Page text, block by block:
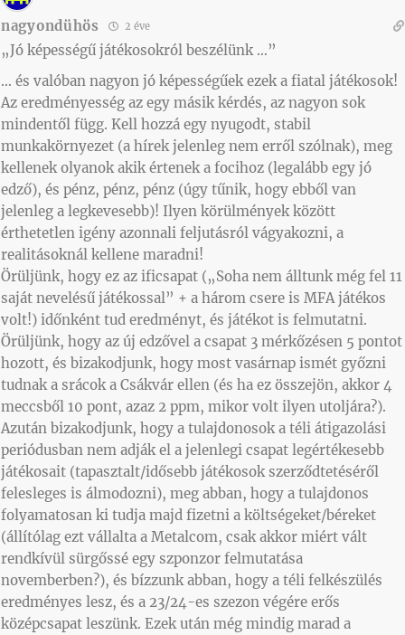
nagyondühös 2 éve
„Jó képességű játékosokról beszélünk …”
… és valóban nagyon jó képességűek ezek a fiatal játékosok!
Az eredményesség az egy másik kérdés, az nagyon sok
mindentől függ. Kell hozzá egy nyugodt, stabil
munkakörnyezet (a hírek jelenleg nem erről szólnak), meg
kellenek olyanok akik értenek a focihoz (legalább egy jó
edző), és pénz, pénz, pénz (úgy tűnik, hogy ebből van
jelenleg a legkevesebb)! Ilyen körülmények között
érthetetlen igény azonnali feljutásról vágyakozni, a
realitásoknál kellene maradni!
Örüljünk, hogy ez az ificsapat („Soha nem álltunk még fel 11
saját nevelésű játékossal” + a három csere is MFA játékos
volt!) időnként tud eredményt, és játékot is felmutatni.
Örüljünk, hogy az új edzővel a csapat 3 mérkőzésen 5 pontot
hozott, és bizakodjunk, hogy most vasárnap ismét győzni
tudnak a srácok a Csákvár ellen (és ha ez összejön, akkor 4
meccsből 10 pont, azaz 2 ppm, mikor volt ilyen utoljára?).
Azután bizakodjunk, hogy a tulajdonosok a téli átigazolási
periódusban nem adják el a jelenlegi csapat legértékesebb
játékosait (tapasztalt/idősebb játékosok szerződtetéséről
felesleges is álmodozni), meg abban, hogy a tulajdonos
folyamatosan ki tudja majd fizetni a költségeket/béreket
(állítólag ezt vállalta a Metalcom, csak akkor miért vált
rendkívül sürgőssé egy szponzor felmutatása
novemberben?), és bízzunk abban, hogy a téli felkészülés
eredményes lesz, és a 23/24-es szezon végére erős
középcsapat leszünk. Ezek után még mindig marad a